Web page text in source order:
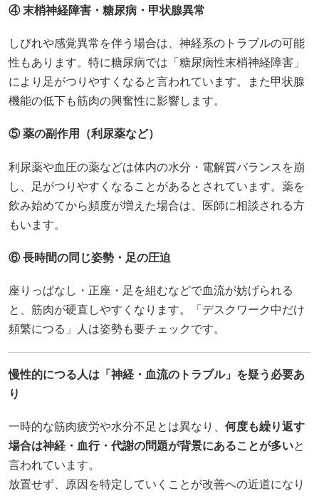
④ 末梢神経障害・糖尿病・甲状腺異常
しびれや感覚異常を伴う場合は、神経系のトラブルの可能
性もあります。特に糖尿病では「糖尿病性末梢神経障害」
により足がつりやすくなると言われています。また甲状腺
機能の低下も筋肉の興奮性に影響します。
⑤ 薬の副作用（利尿薬など）
利尿薬や血圧の薬などは体内の水分・電解質バランスを崩
し、足がつりやすくなることがあるとされています。薬を
飲み始めてから頻度が増えた場合は、医師に相談される方
もいます。
⑥ 長時間の同じ姿勢・足の圧迫
座りっぱなし・正座・足を組むなどで血流が妨げられる
と、筋肉が硬直しやすくなります。「デスクワーク中だけ
頻繁につる」人は姿勢も要チェックです。
慢性的につる人は「神経・血流のトラブル」を疑う必要あ
り
一時的な筋肉疲労や水分不足とは異なり、 何度も繰り返す
場合は神経・血行・代謝の問題が背景にあることが多いと
言われています。
放置せず、原因を特定していくことが改善への近道になり